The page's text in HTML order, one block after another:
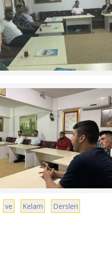
ve Kelam Dersleri